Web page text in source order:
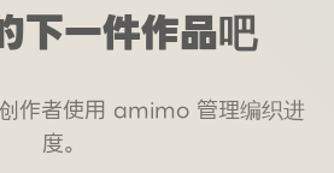
下一件作品吧
作者使用 amimo 管理编织进
度。